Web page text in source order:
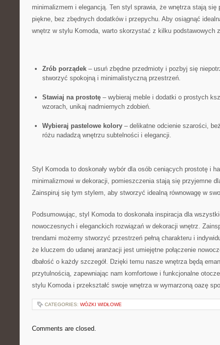
minimalizmem i elegancją. Ten‌ styl sprawia, że wnętrza stają się
piękne, bez⁣ zbędnych dodatków‌ i ‌przepychu.⁣ Aby osiągnąć
wnętrz w stylu​ Komoda, warto skorzystać ‌z⁢ kilku podstawowych
Zrób porządek– usuń ⁢zbędne przedmioty ⁢i ⁤pozbyj się
stworzyć spokojną i‍ minimalistyczną przestrzeń.
Stawiaj na prostotę– ‌wybieraj meble i‌ dodatki o prostych
wzorach, unikaj‍ nadmiernych zdobień.
Wybieraj pastelowe kolory– delikatne odcienie szarości,
różu nadadzą wnętrzu subtelności i elegancji.
Styl ⁢Komoda to ⁢doskonały wybór dla osób ceniących prostotę i⁤
minimalizmowi w ​dekoracji, pomieszczenia stają się ⁣przyjemne
Zainspiruj ​się ​tym stylem, aby stworzyć⁤ idealną równowagę w
Podsumowując, styl Komoda to doskonała inspiracja‍ dla⁤
nowoczesnych⁤ i eleganckich rozwiązań w dekoracji wnętrz.‍
trendami możemy stworzyć przestrzeń pełną charakteru i⁤
że‌ kluczem‌ do udanej‍ aranżacji jest ⁤umiejętne połączenie
dbałość o ​każdy‍ szczegół.‌ Dzięki temu ‍nasze wnętrza będą
przytulnością, zapewniając nam ⁤komfortowe⁣ i funkcjonalne
‌stylu⁣ Komoda i przekształć swoje wnętrza ⁢w wymarzoną⁤ oazę
CATEGORIES: WÓZKI WIDŁOWE
Comments are closed.